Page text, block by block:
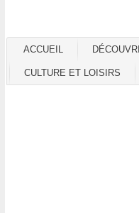
ACCUEIL
CULTURE ET LOISIRS